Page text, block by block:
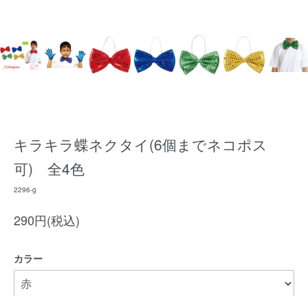
キラキラ蝶ネクタイ(6個までネコポス
可) 全4色
2296-g
290円(税込)
カラー